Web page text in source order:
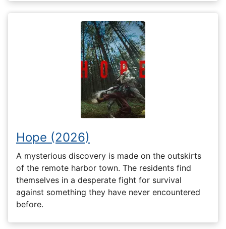
Hope (2026)
A mysterious discovery is made on the outskirts
of the remote harbor town. The residents find
themselves in a desperate fight for survival
against something they have never encountered
before.